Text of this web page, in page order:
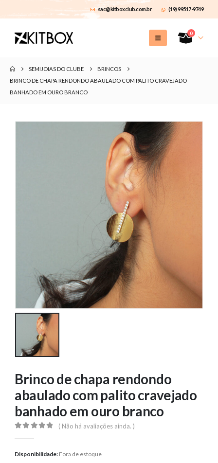
sac@kitboxclub.com.br (19) 99517-9749
0
SEMIJOIAS DO CLUBE
BRINCOS
BRINCO DE CHAPA RENDONDO ABAULADO COM PALITO CRAVEJADO
BANHADO EM OURO BRANCO
Brinco de chapa rendondo
abaulado com palito cravejado
banhado em ouro branco
( Não há avaliações ainda. )
Disponibilidade: Fora de estoque